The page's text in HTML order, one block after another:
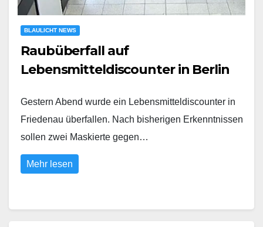
BLAULICHT NEWS
Raubüberfall auf
Lebensmitteldiscounter in Berlin
Gestern Abend wurde ein Lebensmitteldiscounter in
Friedenau überfallen. Nach bisherigen Erkenntnissen
sollen zwei Maskierte gegen…
Mehr lesen